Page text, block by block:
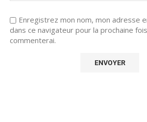
Enregistrez mon nom, mon adresse
dans ce navigateur pour la prochaine
commenterai.